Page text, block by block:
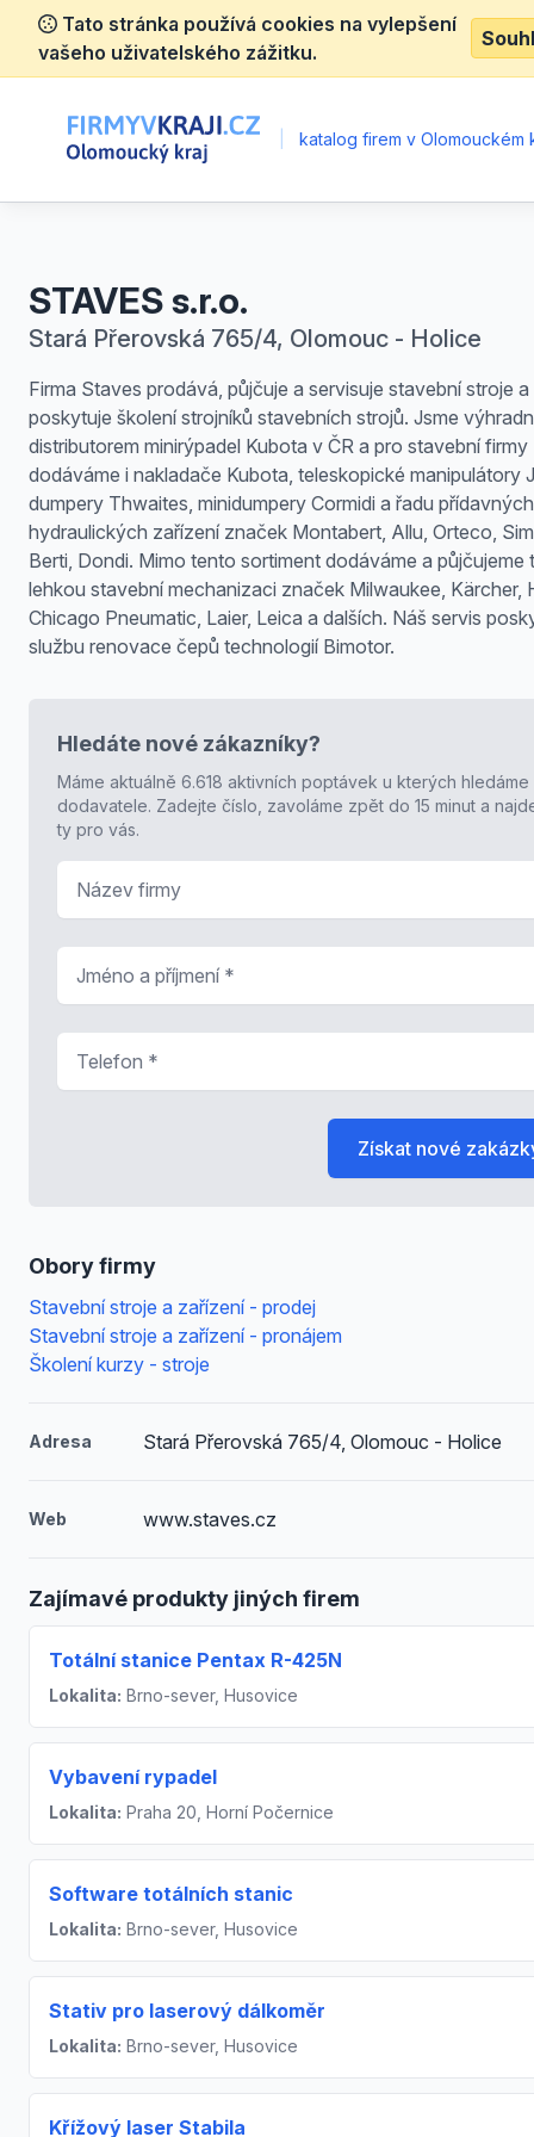
Tato stránka používá cookies na vylepšení
vašeho uživatelského zážitku.
katalog firem v Olomouckém
STAVES s.r.o.
Stará Přerovská 765/4, Olomouc - Holice
Firma Staves prodává, půjčuje a servisuje stavební stroje a
poskytuje školení strojníků stavebních strojů. Jsme
distributorem minirýpadel Kubota v ČR a pro stavební firmy
dodáváme i nakladače Kubota, teleskopické manipulátory
dumpery Thwaites, minidumpery Cormidi a řadu přídavných
hydraulických zařízení značek Montabert, Allu, Orteco,
Berti, Dondi. Mimo tento sortiment dodáváme a půjčujeme
lehkou stavební mechanizaci značek Milwaukee, Kärcher,
Chicago Pneumatic, Laier, Leica a dalších. Náš servis
službu renovace čepů technologií Bimotor.
Obory firmy
Stavební stroje a zařízení - prodej
Stavební stroje a zařízení - pronájem
Školení kurzy - stroje
Adresa Stará Přerovská 765/4, Olomouc - Holice
Web www.staves.cz
Zajímavé produkty jiných firem
Totální stanice Pentax R-425N
Lokalita: Brno-sever, Husovice
Vybavení rypadel
Lokalita: Praha 20, Horní Počernice
Software totálních stanic
Lokalita: Brno-sever, Husovice
Stativ pro laserový dálkoměr
Lokalita: Brno-sever, Husovice
Křížový laser Stabila
Hledáte nové zákazníky?
Máme aktuálně 6.618 aktivních poptávek u kterých hledáme
dodavatele. Zadejte číslo, zavoláme zpět do 15 minut a
ty pro vás.
Získat nové